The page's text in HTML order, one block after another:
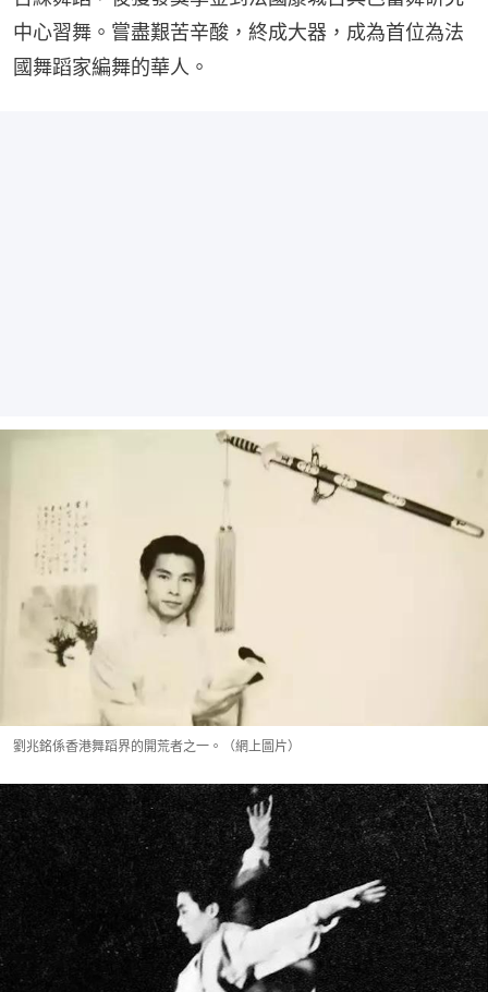
中心習舞。嘗盡艱苦辛酸，終成大器，成為首位為法
國舞蹈家編舞的華人。
劉兆銘係香港舞蹈界的開荒者之一。（網上圖片）